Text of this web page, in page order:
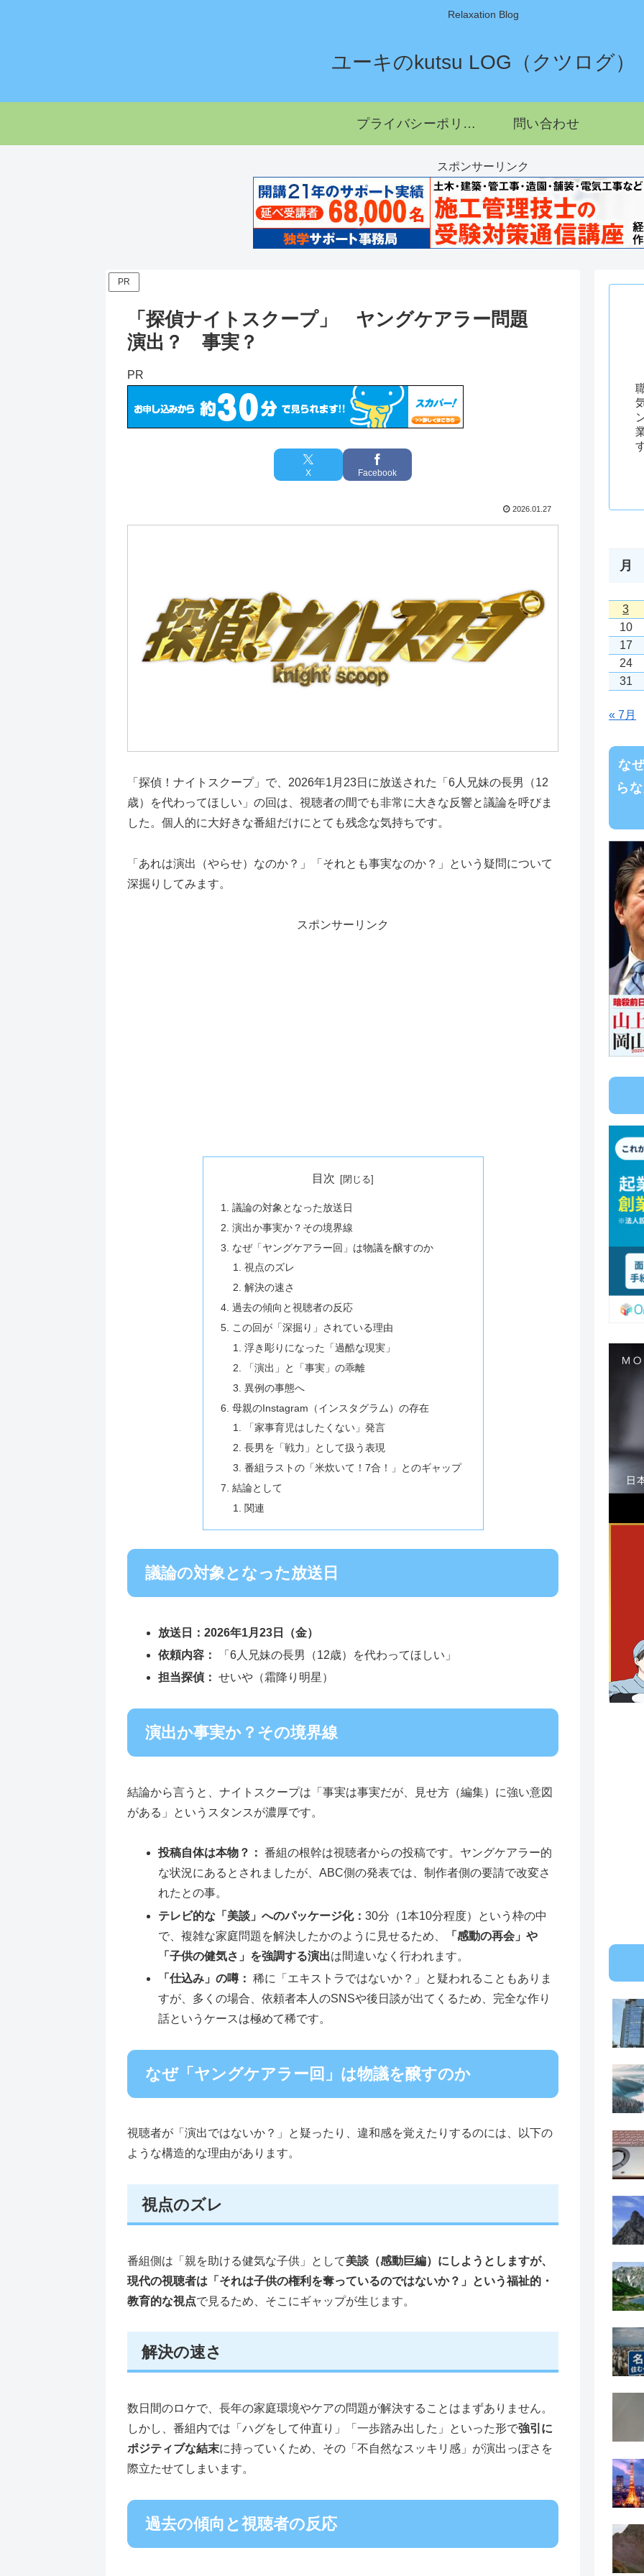
Relaxation Blog
ユーキのkutsu LOG（クツログ）
プライバシーポリシー 問い合わせ
スポンサーリンク
PR
「探偵ナイトスクープ」 ヤングケアラー問題
演出？ 事実？
PR
X Facebook
2026.01.27
「探偵！ナイトスクープ」で、2026年1月23日に放送された「6人兄妹の長男（12
歳）を代わってほしい」の回は、視聴者の間でも非常に大きな反響と議論を呼びま
した。個人的に大好きな番組だけにとても残念な気持ちです。
「あれは演出（やらせ）なのか？」「それとも事実なのか？」という疑問について
深掘りしてみます。
スポンサーリンク
目次
議論の対象となった放送日
演出か事実か？その境界線
なぜ「ヤングケアラー回」は物議を醸すのか
視点のズレ
解決の速さ
過去の傾向と視聴者の反応
この回が「深掘り」されている理由
浮き彫りになった「過酷な現実」
「演出」と「事実」の乖離
異例の事態へ
母親のInstagram（インスタグラム）の存在
「家事育児はしたくない」発言
長男を「戦力」として扱う表現
番組ラストの「米炊いて！7合！」とのギャップ
結論として
関連
議論の対象となった放送日
放送日：2026年1月23日（金）
依頼内容：
「6人兄妹の長男（12歳）を代わってほしい」
担当探偵： せいや（霜降り明星）
演出か事実か？その境界線
結論から言うと、ナイトスクープは「事実は事実だが、見せ方（編集）に強い意図
がある」というスタンスが濃厚です。
投稿自体は本物？： 番組の根幹は視聴者からの投稿です。ヤングケアラー的
な状況にあるとされましたが、ABC側の発表では、制作者側の要請で改変さ
れたとの事。
テレビ的な「美談」へのパッケージ化：30分（1本10分程度）という枠の中
で、複雑な家庭問題を解決したかのように見せるため、
「感動の再会」や
「子供の健気さ」を強調する演出は間違いなく行われます。
「仕込み」の噂： 稀に「エキストラではないか？」と疑われることもありま
すが、多くの場合、依頼者本人のSNSや後日談が出てくるため、完全な作り
話というケースは極めて稀です。
なぜ「ヤングケアラー回」は物議を醸すのか
視聴者が「演出ではないか？」と疑ったり、違和感を覚えたりするのには、以下の
ような構造的な理由があります。
視点のズレ
番組側は「親を助ける健気な子供」として美談（感動巨編）にしようとしますが、
現代の視聴者は「それは子供の権利を奪っているのではないか？」という福祉的・
教育的な視点で見るため、そこにギャップが生じます。
解決の速さ
数日間のロケで、長年の家庭環境やケアの問題が解決することはまずありません。
しかし、番組内では「ハグをして仲直り」「一歩踏み出した」といった形で強引に
ポジティブな結末に持っていくため、その「不自然なスッキリ感」が演出っぽさを
際立たせてしまいます。
過去の傾向と視聴者の反応
月
3
10
17
24
31
« 7月
な
ら